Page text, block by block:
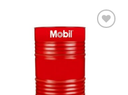
favoritter